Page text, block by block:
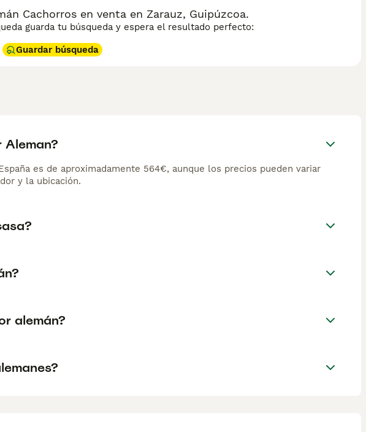
Cachorros en venta en Zarauz, Guipúzcoa.
guarda tu búsqueda y espera el resultado perfecto:
Guardar búsqueda
es de aproximadamente 564€, aunque los precios pueden variar
y la ubicación.
alemán?